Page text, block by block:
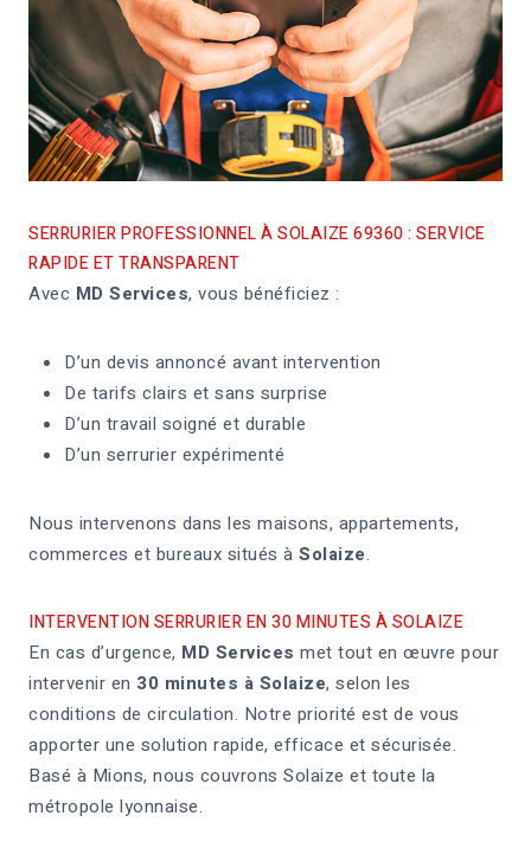
SERRURIER PROFESSIONNEL À SOLAIZE 69360 : SERVICE
RAPIDE ET TRANSPARENT
Avec MD Services, vous bénéficiez :
D’un devis annoncé avant intervention
De tarifs clairs et sans surprise
D’un travail soigné et durable
D’un serrurier expérimenté
Nous intervenons dans les maisons, appartements,
commerces et bureaux situés à Solaize.
INTERVENTION SERRURIER EN 30 MINUTES À SOLAIZE
En cas d’urgence, MD Services met tout en œuvre pour
intervenir en 30 minutes à Solaize, selon les
conditions de circulation. Notre priorité est de vous
apporter une solution rapide, efficace et sécurisée.
Basé à Mions, nous couvrons Solaize et toute la
métropole lyonnaise.